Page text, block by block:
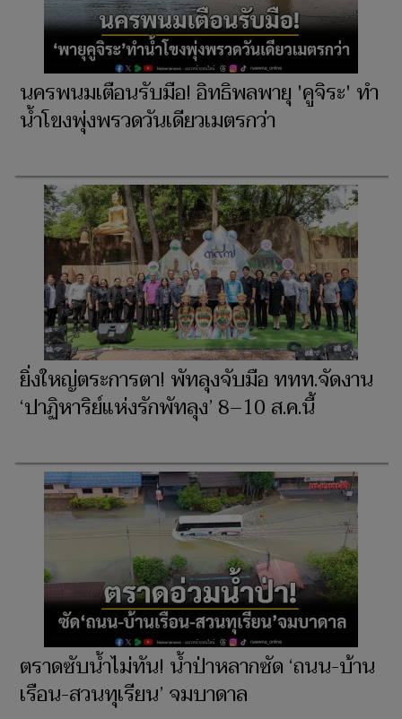
นครพนมเตือนรับมือ! อิทธิพลพายุ 'คูจิระ' ทำ
น้ำโขงพุ่งพรวดวันเดียวเมตรกว่า
ยิ่งใหญ่ตระการตา! พัทลุงจับมือ ททท.จัดงาน
‘ปาฏิหาริย์แห่งรักพัทลุง’ 8–10 ส.ค.นี้
ตราดซับน้ำไม่ทัน! น้ำป่าหลากซัด ‘ถนน-บ้าน
เรือน-สวนทุเรียน’ จมบาดาล